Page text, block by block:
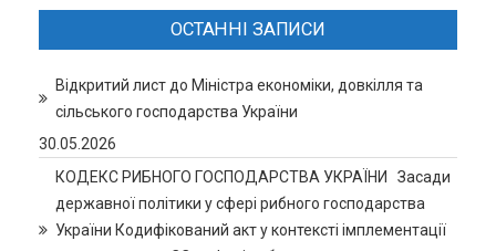
ОСТАННІ ЗАПИСИ
Відкритий лист до Міністра економіки, довкілля та
сільського господарства України
30.05.2026
КОДЕКС РИБНОГО ГОСПОДАРСТВА УКРАЇНИ Засади
державної політики у сфері рибного господарства
України Кодифікований акт у контексті імплементації